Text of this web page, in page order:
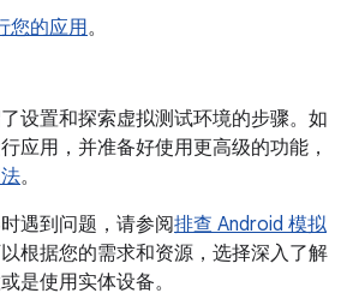
您的应用。
设置和探索虚拟测试环境的步骤。如
应用，并准备好使用更高级的功能，
。
遇到问题，请参阅排查 Android 模拟
根据您的需求和资源，选择深入了解
是使用实体设备。